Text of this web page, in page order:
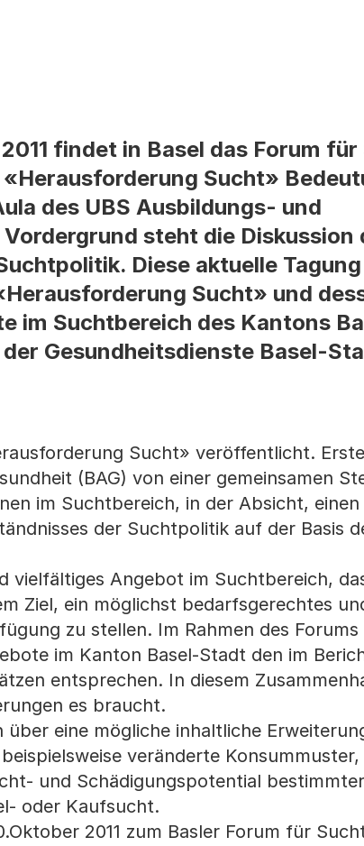
findet in Basel das Forum
Sucht»
des UBS Ausbildungs- und
steht die Diskussion
Diese aktuelle
Sucht» und
im Suchtbereich des Kantons
Gesundheitsdienste Basel-
Sucht» veröffentlicht.
(BAG) von einer gemeinsamen
im Suchtbereich, in der Absicht,
der Suchtpolitik auf der Basis
vielfältiges Angebot im Suchtbereich,
Ziel, ein möglichst bedarfsgerechtes
zu stellen. Im Rahmen des Forums
im Kanton Basel-Stadt den im
entsprechen. In diesem
es braucht.
eine mögliche inhaltliche
veränderte Konsummuster,
und Schädigungspotential bestimmter
oder Kaufsucht.
2011 zum Basler Forum für